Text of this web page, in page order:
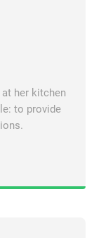
at her kitchen
to provide